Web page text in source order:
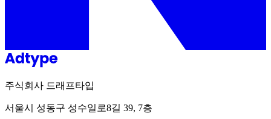
주식회사 드래프타입
서울시 성동구 성수일로8길 39, 7층